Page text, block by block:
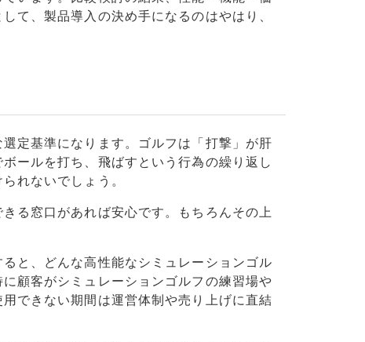
て、製品導入の決め手になるのはやはり、
定基準になります。ゴルフは「打撃」が肝
ールを打ち、飛ばすという行為の繰り返し
れないでしょう。
る窓口があれば安心です。もちろんその上
と、どんな高性能なシミュレーションゴル
顧客がシミュレーションゴルフの練習場や
できない期間は運営体制や売り上げに直結